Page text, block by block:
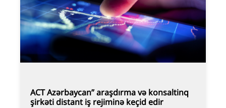
ACT Azərbaycan” araşdırma və konsaltinq
şirkəti distant iş rejiminə keçid edir